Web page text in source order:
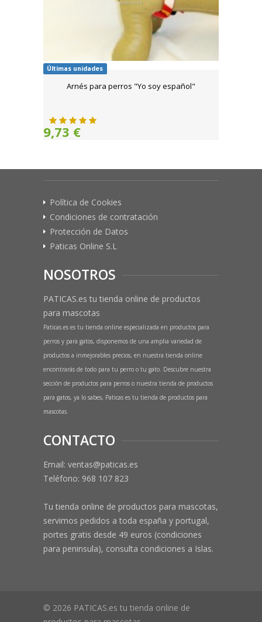
Últimas unidades
Arnés para perros "Yo soy español"
9,73 €
Política de Cookies
Condiciones de contratación
Protección de Datos
Paticas Online S.L
NOSOTROS
PATICAS.es tu tienda online de productos
para mascotas
Paticas.es es tu tienda online especializada en productos para
perros y para gatos, disponemos de una amplia variedad de
productos a inmejorables precios, en nuestra tienda online
encontrarás de todo para tu perro o tu gato. Descubre nuestra
sección de productos para perros o nuestra tienda de productos
para gatos, ya lo sabes, Paticas es tu tienda de productos para
mascotas.
CONTACTO
Email: ventas@paticas.es
Teléfono: 968 107 823
Tu tienda online de productos para mascotas,
servimos pedidos a toda españa y portugal,
portes gratis desde 49 euros (condiciones
para peninsula), consulta condiciones a Islas.
© 2026 PATICAS.es tu tienda online de